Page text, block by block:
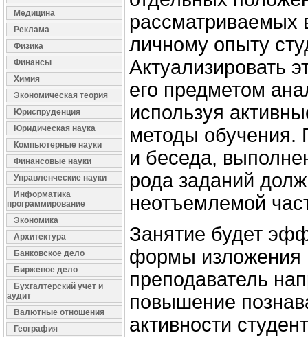
Медицина
Реклама
Физика
Финансы
Химия
Экономическая теория
Юриспруденция
Юридическая наука
Компьютерные науки
Финансовые науки
Управленческие науки
Информатика
программирование
Экономика
Архитектура
Банковское дело
Биржевое дело
Бухгалтерский учет и
аудит
Валютные отношения
География
рассматриваемых
личному опыту
Актуализировать
его предметом
используя
методы обучения.
и беседа,
рода заданий
неотъемлемой
Занятие будет
формы изложения
преподаватель
повышение
активности